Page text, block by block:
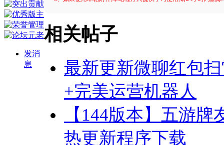
发消
息
相关帖子
最新更新微聊红包
+完美运营机器人
【144版本】五游
热更新程序下载